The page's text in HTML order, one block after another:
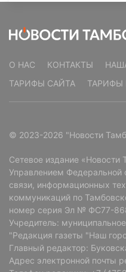
О НАС КОНТАКТЫ
ТАРИФЫ САЙТА
ТАРИФЫ
© 2023-2026 "Новости
Сетевое издание «Новости
Управлением
связи, информационных
коммуникаций по
номер серия Эл № ФС77-
Учредитель:
"Редакция газеты "Наш
Главный редактор:
Адрес электронной почты